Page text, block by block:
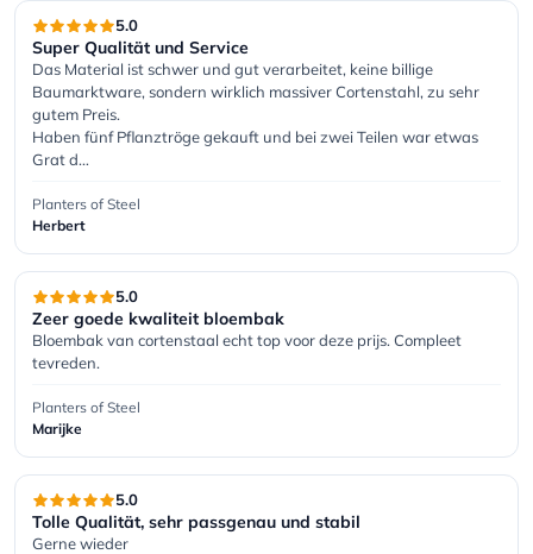
5.0
Super Qualität und Service
Das Material ist schwer und gut verarbeitet, keine billige
Baumarktware, sondern wirklich massiver Cortenstahl, zu sehr
gutem Preis.
Haben fünf Pflanztröge gekauft und bei zwei Teilen war etwas
Grat d…
Planters of Steel
Herbert
5.0
Zeer goede kwaliteit bloembak
Bloembak van cortenstaal echt top voor deze prijs. Compleet
tevreden.
Planters of Steel
Marijke
5.0
Tolle Qualität, sehr passgenau und stabil
Gerne wieder